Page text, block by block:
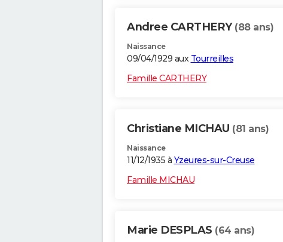
Andree CARTHERY (88 ans)
Naissance
09/04/1929 aux Tourreilles
Famille CARTHERY
Christiane MICHAU (81 ans)
Naissance
11/12/1935 à Yzeures-sur-Creuse
Famille MICHAU
Marie DESPLAS (64 ans)